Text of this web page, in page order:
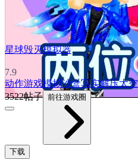
星球毁灭模拟器
7.9
动作游戏模拟沙盒写实解压太空
3522帖子 前往游戏圈
下载